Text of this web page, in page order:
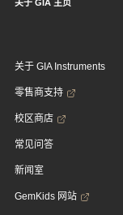
关于 GIA 主页
关于 GIA Instruments
零售商支持
校区商店
常见问答
新闻室
GemKids 网站